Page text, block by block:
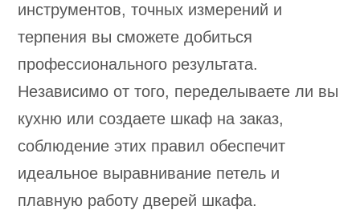
инструментов, точных измерений и
терпения вы сможете добиться
профессионального результата.
Независимо от того, переделываете ли вы
кухню или создаете шкаф на заказ,
соблюдение этих правил обеспечит
идеальное выравнивание петель и
плавную работу дверей шкафа.